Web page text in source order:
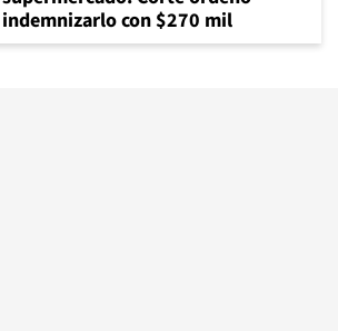
indemnizarlo con $270 mil